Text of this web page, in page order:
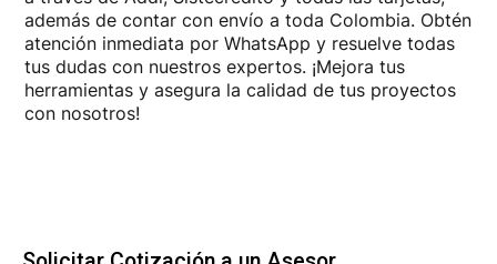
además de contar con envío a toda Colombia. Obtén
atención inmediata por WhatsApp y resuelve todas
tus dudas con nuestros expertos. ¡Mejora tus
herramientas y asegura la calidad de tus proyectos
con nosotros!